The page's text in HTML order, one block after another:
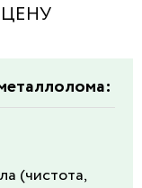
(чистота,